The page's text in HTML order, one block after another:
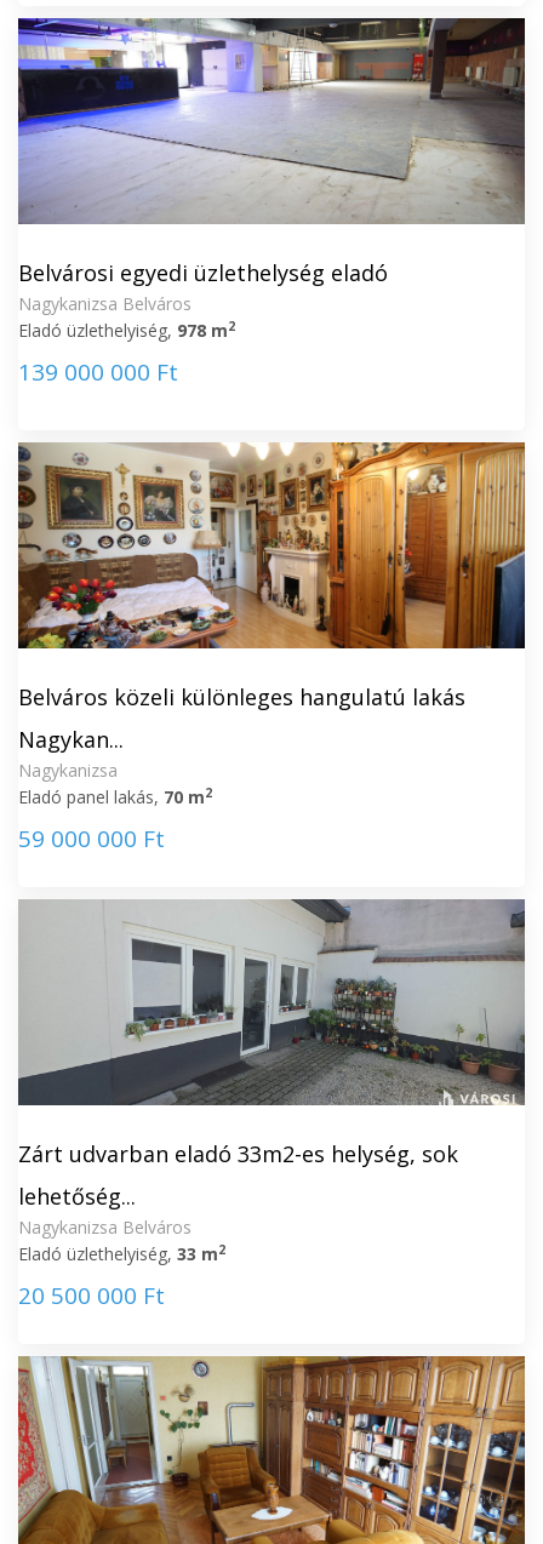
Belvárosi egyedi üzlethelység eladó
Nagykanizsa Belváros
Eladó üzlethelyiség, 978 m2
139 000 000 Ft
Belváros közeli különleges hangulatú lakás
Nagykan...
Nagykanizsa
Eladó panel lakás, 70 m2
59 000 000 Ft
Zárt udvarban eladó 33m2-es helység, sok
lehetőség...
Nagykanizsa Belváros
Eladó üzlethelyiség, 33 m2
20 500 000 Ft